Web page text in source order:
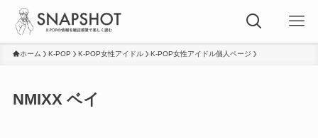
ホーム K-POP K-POP女性アイドル K-POP女性アイドル個人ページ
NMIXX ベイ